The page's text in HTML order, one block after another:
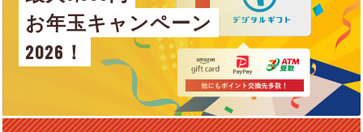
お年玉キャンペーン
2026！